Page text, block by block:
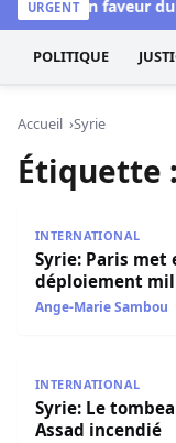
URGENT
FCFA en faveur du
POLITIQUE
Accueil Syrie
Étiquette :
INTERNATIONAL
Syrie: Paris
déploiement
Ange-Marie Sambou
INTERNATIONAL
Syrie: Le
Assad incendié